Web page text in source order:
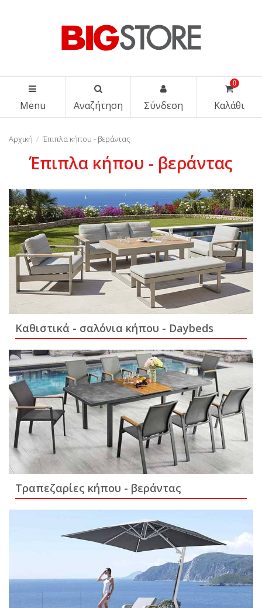
Menu Αναζήτηση Σύνδεση
0
Καλάθι
Αρχική Έπιπλα κήπου - βεράντας
Έπιπλα κήπου - βεράντας
Καθιστικά - σαλόνια κήπου - Daybeds
Τραπεζαρίες κήπου - βεράντας